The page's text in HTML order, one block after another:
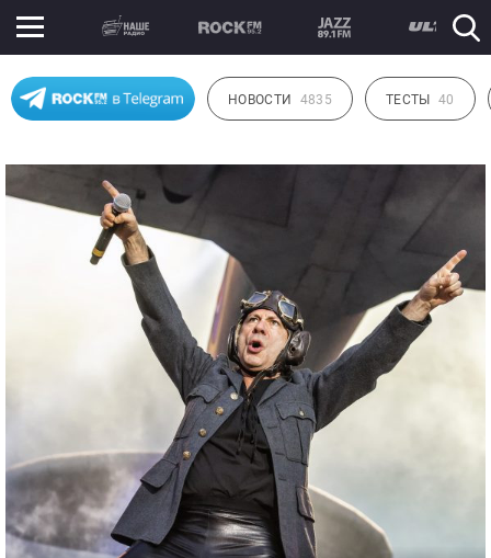
НОВОСТИ 4835 ТЕСТЫ 40